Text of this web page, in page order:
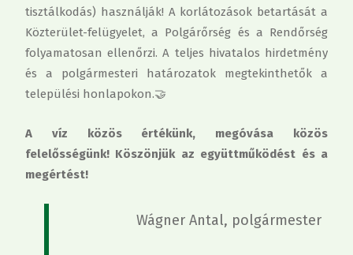
tisztálkodás) használják! A korlátozások betartását a
Közterület-felügyelet, a Polgárőrség és a Rendőrség
folyamatosan ellenőrzi. A teljes hivatalos hirdetmény
és a polgármesteri határozatok megtekinthetők a
települési honlapokon.🤝
A víz közös értékünk, megóvása közös
felelősségünk! Köszönjük az együttműködést és a
megértést!
Wágner Antal, polgármester